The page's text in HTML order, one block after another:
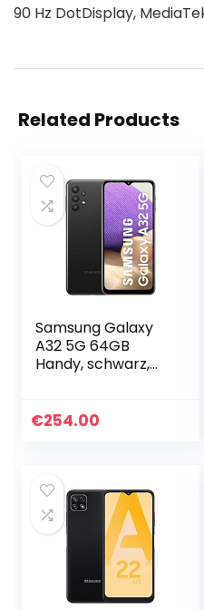
90 Hz DotDisplay,
Related Products
Samsung Galaxy
A32 5G 64GB
Handy, schwarz,
€254.00